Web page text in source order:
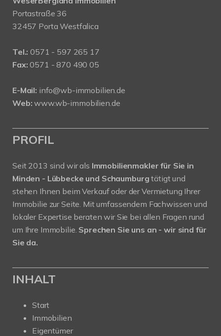
Portastraße 36
32457 Porta Westfalica
Tel.: 0571 - 597 265 17
Fax: 0571 - 870 490 05
E-Mail: info@wb-immobilien.de
Web: www.wb-immobilien.de
PROFIL
Seit 2013 sind wir als Immobilienmakler für Sie in
Minden - Lübbecke und Schaumburgtätigt und
stehen Ihnen beim Verkauf oder der Vermietung Ihrer
Immobilie zur Seite. Mit umfassendem Fachwissen und
lokaler Expertise beraten wir Sie bei allen Fragen rund
um Ihre Immobilie. Sprechen Sie uns an - wir sind für
Sie da.
INHALT
Start
Immobilien
Eigentümer